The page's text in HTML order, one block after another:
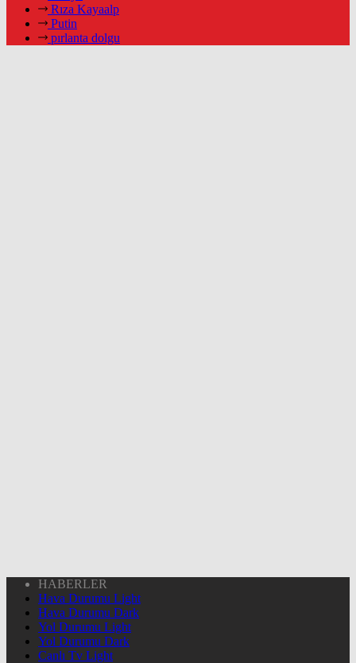
Rıza Kayaalp
Putin
pırlanta dolgu
HABERLER
Hava Durumu Light
Hava Durumu Dark
Yol Durumu Light
Yol Durumu Dark
Canlı Tv Light